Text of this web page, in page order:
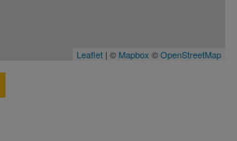
Leaflet | © Mapbox ©OpenStreetMap